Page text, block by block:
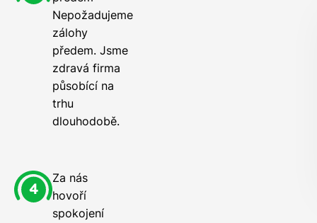
Nepožadujeme
zálohy
předem. Jsme
zdravá firma
působící na
trhu
dlouhodobě.
Za nás
hovoří
spokojení